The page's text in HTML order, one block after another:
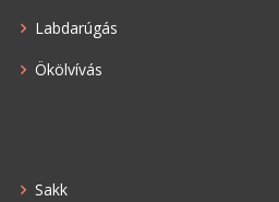
Labdarúgás
Ökölvívás
Sakk